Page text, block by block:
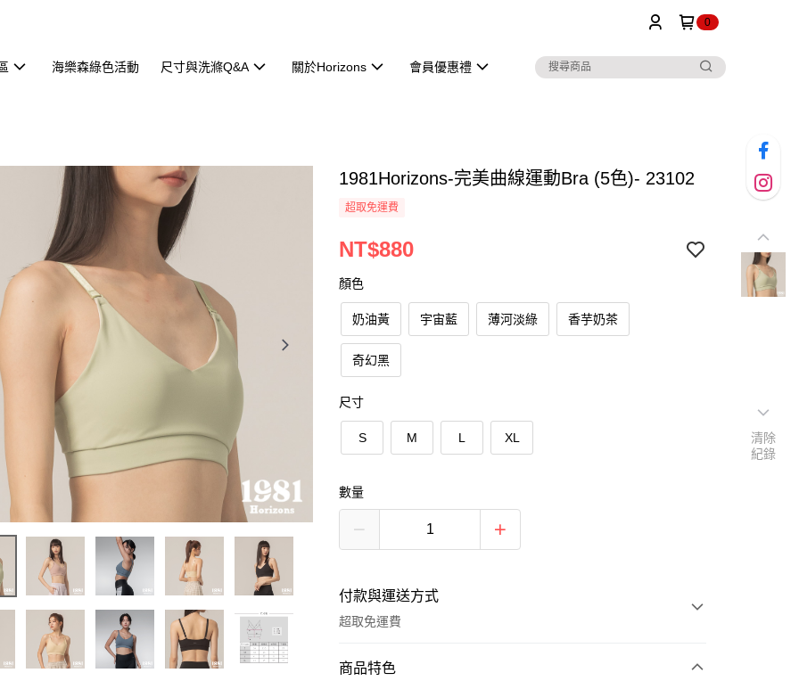
0
海樂森綠色活動 尺寸與洗滌Q&A 關於Horizons 會員優惠禮
1981Horizons-完美曲線運動Bra (5色)- 23102
超取免運費
NT$880
顏色
奶油黃 宇宙藍 薄河淡綠 香芋奶茶
奇幻黑
尺寸
S M L XL
數量
付款與運送方式
超取免運費
付款方式
商品特色
清除
紀錄